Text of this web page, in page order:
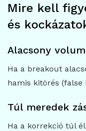
Mire kell
és
Alacsony
Ha a breakout
hamis kitörés
Túl meredek
Ha a korrekció túl